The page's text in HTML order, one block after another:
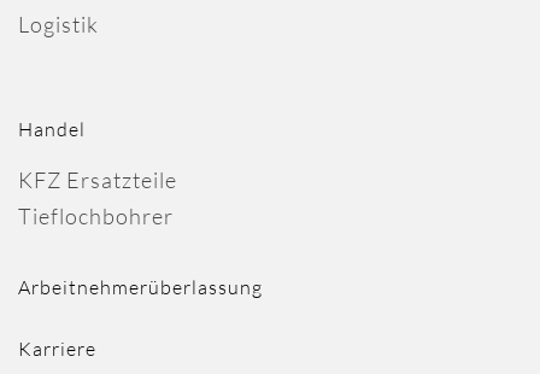
Logistik
Handel
KFZ Ersatzteile
Tieflochbohrer
Arbeitnehmerüberlassung
Karriere